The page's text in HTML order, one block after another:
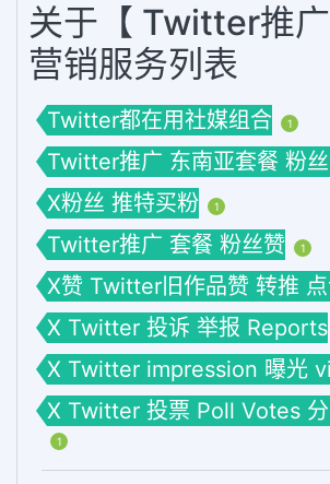
关于【 Twitter推
营销服务列表
Twitter都在用社媒组合 1
Twitter推广 东南亚套餐 粉
X粉丝 推特买粉 1
Twitter推广 套餐 粉丝赞 1
X赞 Twitter旧作品赞 转推
X Twitter 投诉 举报 Reports
X Twitter impression 曝光
X Twitter 投票 Poll Votes
1